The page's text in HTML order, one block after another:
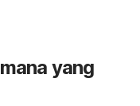
mana yang